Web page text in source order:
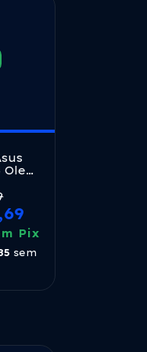
Oled
Blue
Pix
sem